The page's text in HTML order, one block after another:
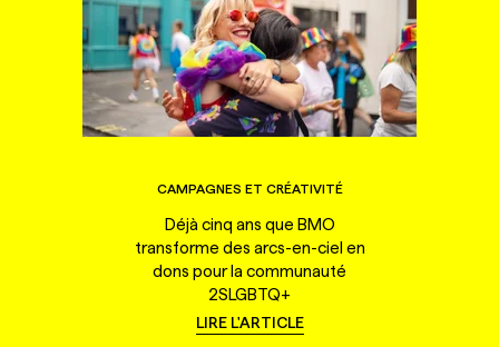
CAMPAGNES ET CRÉATIVITÉ
Déjà cinq ans que BMO
transforme des arcs-en-ciel en
dons pour la communauté
2SLGBTQ+
LIRE L'ARTICLE